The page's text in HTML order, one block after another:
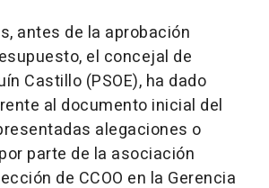
antes de la aprobación
el concejal de
Castillo (PSOE), ha dado
al documento inicial del
alegaciones o
parte de la asociación
de CCOO en la Gerencia